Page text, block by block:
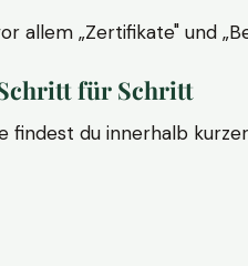
allem „Zertifikate" und
für Schritt
findest du innerhalb